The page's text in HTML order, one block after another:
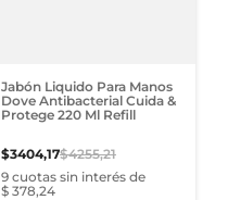
Jabón Liquido Para Manos
Dove Antibacterial Cuida &
Protege 220 Ml Refill
$3404,17$4255,21
9 cuotas sin interés de
$ 378,24